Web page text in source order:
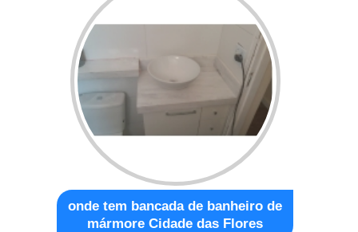
onde tem bancada de banheiro de
mármore Cidade das Flores